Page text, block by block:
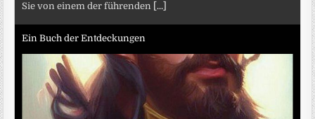
Sie von einem der führenden [...]
Ein Buch der Entdeckungen